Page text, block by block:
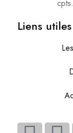
Liens utiles